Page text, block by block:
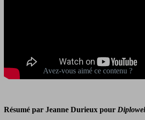
Résumé par Jeanne Durieux pour